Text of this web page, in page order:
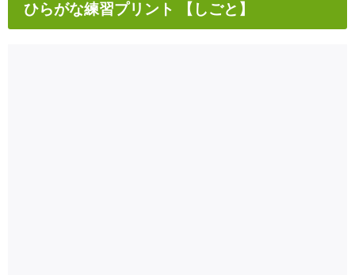
ひらがな練習プリント 【しごと】